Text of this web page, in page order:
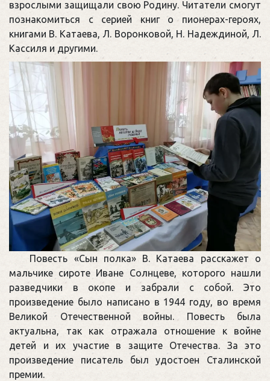
взрослыми защищали свою Родину. Читатели смогут
познакомиться с серией книг о пионерах-героях,
книгами В. Катаева, Л. Воронковой, Н. Надеждиной, Л.
Кассиля и другими.
Повесть «Сын полка» В. Катаева расскажет о
мальчике сироте Иване Солнцеве, которого нашли
разведчики в окопе и забрали с собой. Это
произведение было написано в 1944 году, во время
Великой Отечественной войны. Повесть была
актуальна, так как отражала отношение к войне
детей и их участие в защите Отечества. За это
произведение писатель был удостоен Сталинской
премии.